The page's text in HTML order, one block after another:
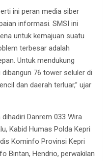
ini peran media siber
informasi. SMSI ini
untuk kemajuan suatu
terbesar adalah
Untuk mendukung
76 tower seluler di
dan daerah terluar,” ujar
Danrem 033 Wira
Kabid Humas Polda Kepri
Kominfo Provinsi Kepri
Bintan, Hendrio, perwakilan